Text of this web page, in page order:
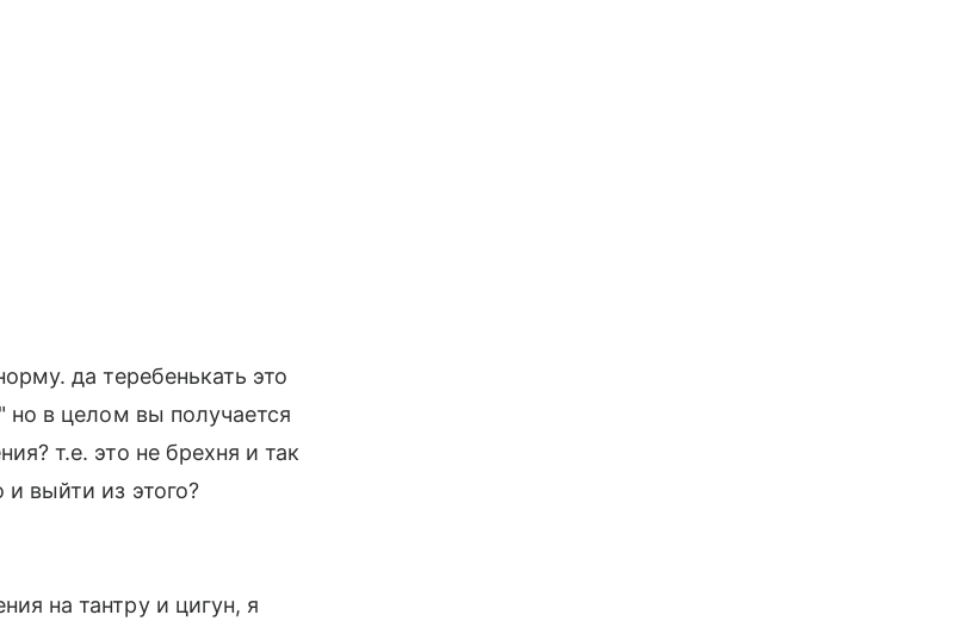
да теребенькать это
но в целом вы получается
т.е. это не брехня и так
выйти из этого?
на тантру и цигун, я